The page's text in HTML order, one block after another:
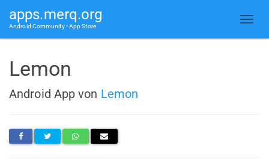
apps.merq.org
Android Community • App Store
Lemon
Android App von Lemon